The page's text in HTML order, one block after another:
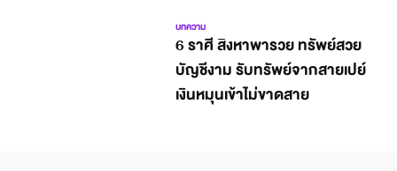
บทความ
6 ราศี สิงหาพารวย ทรัพย์สวย
บัญชีงาม รับทรัพย์จากสายเปย์
เงินหมุนเข้าไม่ขาดสาย